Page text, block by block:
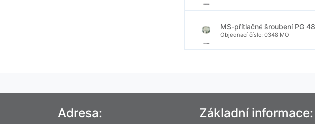
MS-přítlačné šroubení PG 48
Objednací číslo: 0348 MO
Adresa: Základní informace: